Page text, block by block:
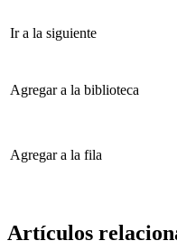
Ir a la siguiente
Agregar a la biblioteca
Agregar a la fila
Artículos